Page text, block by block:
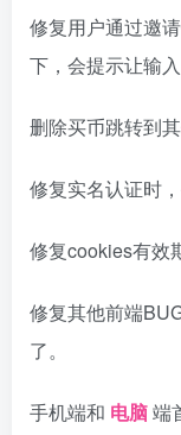
修复用户通过邀
下，会提示让输
删除买币跳转到
修复实名认证时
修复cookies有效
修复其他前端
了。
手机端和 电脑端